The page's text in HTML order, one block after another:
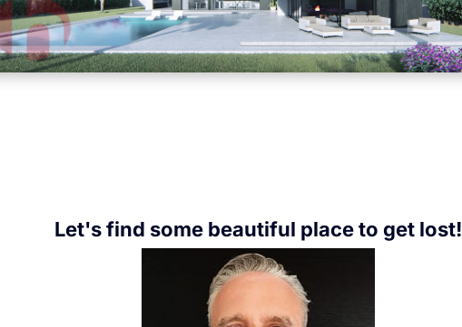
Let's find some beautiful place to get lost!